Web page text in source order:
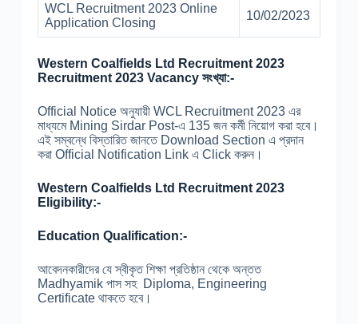
WCL Recruitment 2023 Online
Application Closing
10/02/2023
Western Coalfields Ltd Recruitment 2023
Recruitment 2023 Vacancy সংখ্যা:-
Official Notice অনুযায়ী WCL Recruitment 2023 এর
মাধ্যমে Mining Sirdar Post-এ 135 জন কর্মী নিয়োগ করা হবে।
এই সম্বন্ধে বিস্তারিত জানতে Download Section এ প্রদান
করা Official Notification Link এ Click করুন।
Western Coalfields Ltd Recruitment 2023
Eligibility:-
Education Qualification:-
আবেদনকারীদের যে স্বীকৃত শিক্ষা প্রতিষ্ঠান থেকে অন্তত
Madhyamik পাস সহ Diploma, Engineering
Certificate থাকতে হবে।